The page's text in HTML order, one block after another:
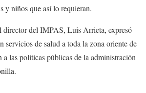
y niños que así lo requieran.
director del IMPAS, Luis Arrieta, expresó
servicios de salud a toda la zona oriente de
a las politicas públicas de la administración